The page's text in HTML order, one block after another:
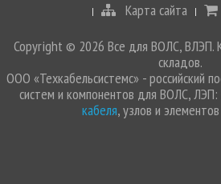
Карта сайта
Copyright © 2026 Все для ВОЛС, ВЛЭП.
складов.
ООО «Техкабельсистемс» - российский
систем и компонентов для ВОЛС,
кабеля, узлов и